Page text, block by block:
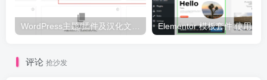
评论 抢沙发